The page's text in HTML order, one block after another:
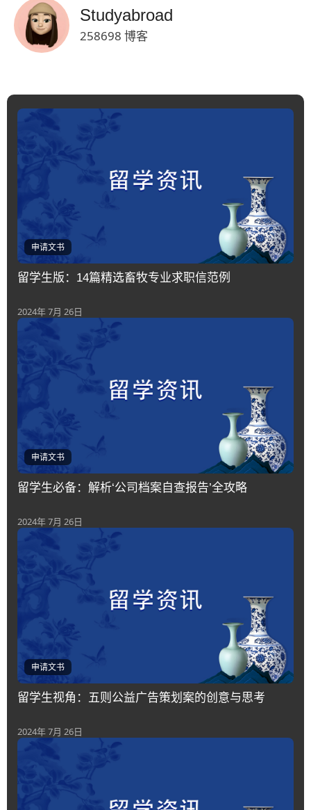
Studyabroad
258698 博客
申请文书
留学生版：14篇精选畜牧专业求职信范例
2024年 7月 26日
申请文书
留学生必备：解析‘公司档案自查报告’全攻略
2024年 7月 26日
申请文书
留学生视角：五则公益广告策划案的创意与思考
2024年 7月 26日